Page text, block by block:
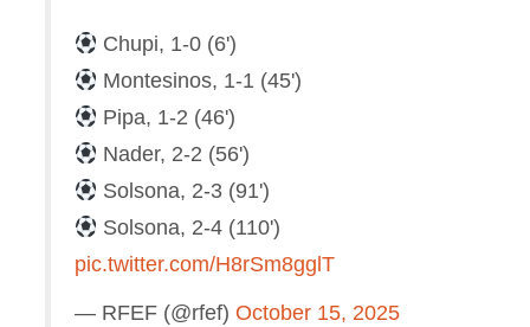
Chupi, 1-0 (6')
Montesinos, 1-1 (45')
Pipa, 1-2 (46')
Nader, 2-2 (56')
Solsona, 2-3 (91')
Solsona, 2-4 (110')
pic.twitter.com/H8rSm8gglT
— RFEF (@rfef) October 15, 2025